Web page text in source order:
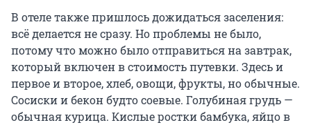
В отеле также пришлось дожидаться заселения:
всё делается не сразу. Но проблемы не было,
потому что можно было отправиться на завтрак,
который включен в стоимость путевки. Здесь и
первое и второе, хлеб, овощи, фрукты, но обычные.
Сосиски и бекон будто соевые. Голубиная грудь —
обычная курица. Кислые ростки бамбука, яйцо в